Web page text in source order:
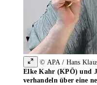
© APA / Hans
Elke Kahr (KPÖ) und
verhandeln über eine